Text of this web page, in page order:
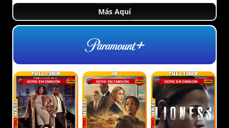
Más Aquí